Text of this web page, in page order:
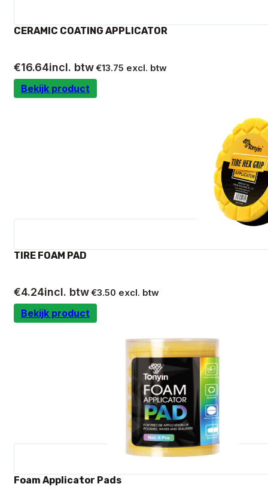
CERAMIC COATING APPLICATOR
€16.64incl. btw€13.75 excl. btw
Bekijk product
TIRE FOAM PAD
€4.24incl. btw€3.50 excl. btw
Bekijk product
Foam Applicator Pads